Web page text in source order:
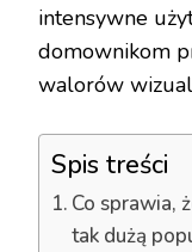
intensywne
domownikom
walorów
Spis treści
Co sprawia,
tak dużą